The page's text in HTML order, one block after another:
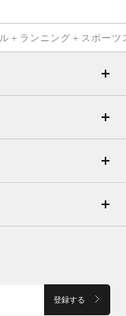
＋ランニング＋スポーツ
登録する